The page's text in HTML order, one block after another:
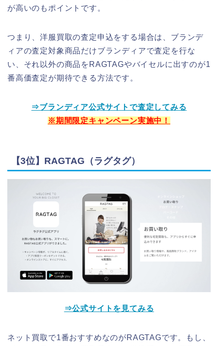
が高いのもポイントです。
つまり、洋服買取の査定申込をする場合は、ブランデ
ィアの査定対象商品だけブランディアで査定を行な
い、それ以外の商品をRAGTAGやバイセルに出すのが1
番高価査定が期待できる方法です。
⇒ブランディア公式サイトで査定してみる
※期間限定キャンペーン実施中！
【3位】RAGTAG（ラグタグ）
⇒公式サイトを見てみる
ネット買取で1番おすすめなのがRAGTAGです。もし、